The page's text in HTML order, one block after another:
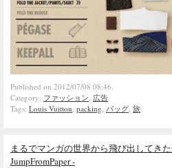
Published on 2012/07/08 08:46.
Category: ファッション, 広告
Tags: Louis Vuitton, packing, バッグ, 旅
まるでマンガの世界から飛び出してき
JumpFromPaper -